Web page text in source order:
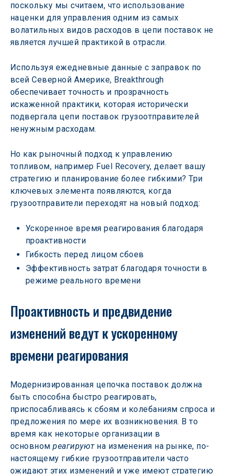
поскольку мы считаем, что использование
наценки для управления одним из самых
волатильных видов расходов в цепи поставок не
является лучшей практикой в отрасли.
Используя ежедневные данные с заправок по
всей Северной Америке, Breakthrough
обеспечивает точность и прозрачность
искаженной практики, которая исторически
подвергала цепи поставок грузоотправителей
ненужным расходам.
Но как рыночный подход к управлению
топливом, например Fuel Recovery, делает вашу
стратегию и планирование более гибкими? Три
ключевых элемента появляются, когда
грузоотправители переходят на новый подход:
Ускоренное время реагирования благодаря
проактивности
Гибкость перед лицом сбоев
Эффективность затрат благодаря точности в
режиме реального времени
Проактивность и предвидение
изменений ведут к ускоренному
времени реагирования
Модернизированная цепочка поставок должна
быть способна быстро реагировать,
приспосабливаясь к сбоям и колебаниям спроса и
предложения по мере их возникновения. В то
время как некоторые организации в
основном реагируют на изменения на рынке, по-
настоящему гибкие грузоотправители часто
ожидают этих изменений и уже имеют стратегию